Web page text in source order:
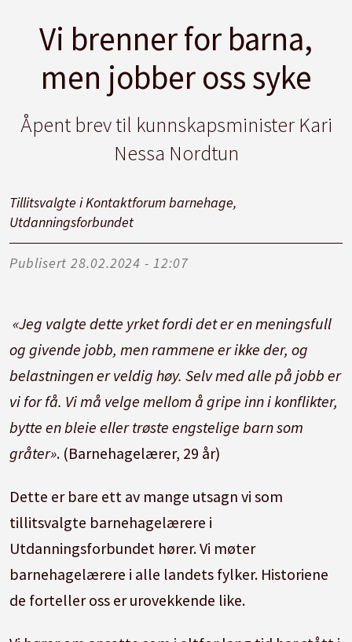
Vi brenner for barna,
men jobber oss syke
Åpent brev til kunnskapsminister Kari
Nessa Nordtun
Tillitsvalgte i Kontaktforum barnehage,
Utdanningsforbundet
Publisert 28.02.2024 - 12:07
«Jeg valgte dette yrket fordi det er en meningsfull
og givende jobb, men rammene er ikke der, og
belastningen er veldig høy. Selv med alle på jobb er
vi for få. Vi må velge mellom å gripe inn i konflikter,
bytte en bleie eller trøste engstelige barn som
gråter». (Barnehagelærer, 29 år)
Dette er bare ett av mange utsagn vi som
tillitsvalgte barnehagelærere i
Utdanningsforbundet hører. Vi møter
barnehagelærere i alle landets fylker. Historiene
de forteller oss er urovekkende like.